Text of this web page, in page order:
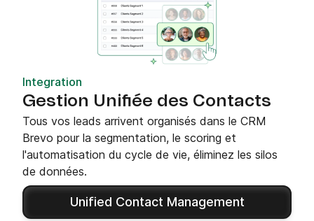
Integration
Gestion Unifiée des Contacts
Tous vos leads arrivent organisés dans le CRM
Brevo pour la segmentation, le scoring et
l'automatisation du cycle de vie, éliminez les silos
de données.
Unified Contact Management